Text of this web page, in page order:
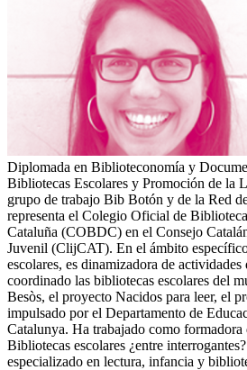
Diplomada en Biblioteconomía y
Bibliotecas Escolares y Promoción de la
grupo de trabajo Bib Botón y de la Red
representa el Colegio Oficial de
Cataluña (COBDC) en el Consejo
Juvenil (ClijCAT). En el ámbito
escolares, es dinamizadora de
coordinado las bibliotecas escolares del
Besòs, el proyecto Nacidos para leer, el
impulsado por el Departamento de
Catalunya. Ha trabajado como formadora
Bibliotecas escolares ¿entre
especializado en lectura, infancia y